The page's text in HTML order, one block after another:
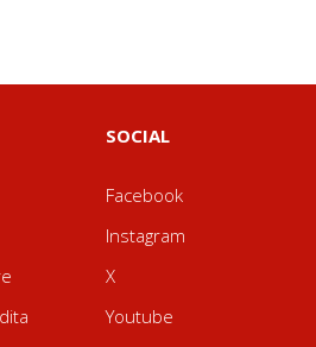
SOCIAL
Facebook
Instagram
X
Youtube